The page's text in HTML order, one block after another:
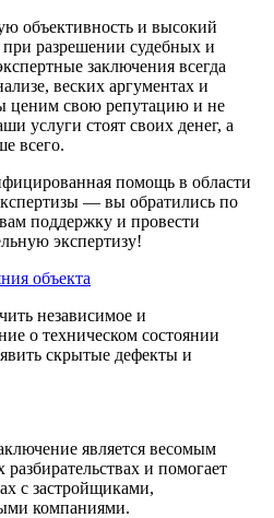
объективность и высокий
разрешении судебных и
заключения всегда
веских аргументах и
ценим свою репутацию и не
услуги стоят своих денег, а
всего.
помощь в области
— вы обратились по
поддержку и провести
экспертизу!
объекта
независимое и
о техническом состоянии
скрытые дефекты и
является весомым
разбирательствах и помогает
с застройщиками,
компаниями.